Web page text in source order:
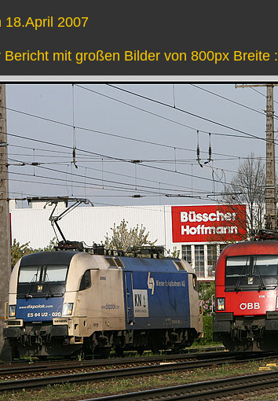
18.April 2007
Bericht mit großen Bilder von 800px